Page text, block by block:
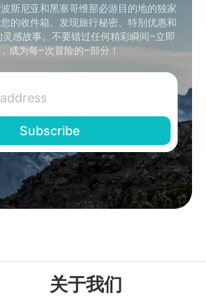
斯尼亚和黑塞哥维那必游目的地的独家
的收件箱。发现旅行秘密、特别优惠和
感故事。不要错过任何精彩瞬间–立即
成为每–次冒险的–部分！
关于我们